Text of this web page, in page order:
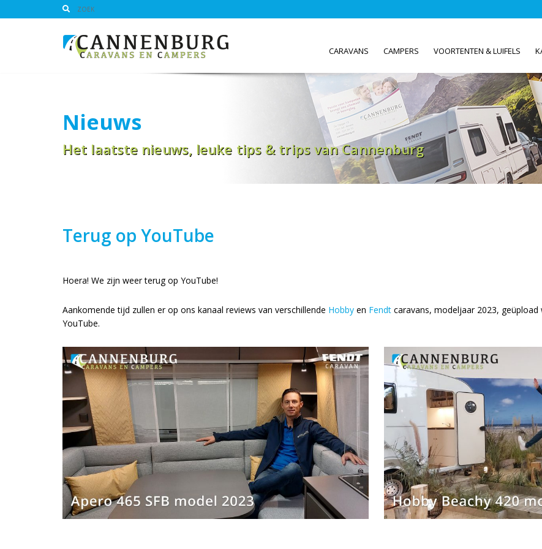
CARAVANS CAMPERS VOORTENTEN & LUIFELS
Nieuws
Het laatste nieuws, leuke tips & trips van Cannenburg
Terug op YouTube
Hoera! We zijn weer terug op YouTube!
Aankomende tijd zullen er op ons kanaal reviews van verschillende Hobby en Fendt caravans, modeljaar 2023,
YouTube.